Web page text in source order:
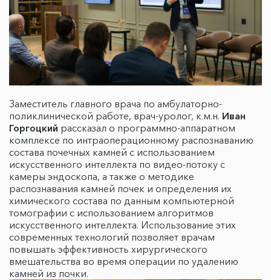
Заместитель главного врача по амбулаторно-
поликлинической работе, врач-уролог, к.м.н. Иван
Горгоцкий рассказал о программно-аппаратном
комплексе по интраоперационному распознаванию
состава почечных камней с использованием
искусственного интеллекта по видео-потоку с
камеры эндоскопа, а также о методике
распознавания камней почек и определения их
химического состава по данным компьютерной
томографии с использованием алгоритмов
искусственного интеллекта. Использование этих
современных технологий позволяет врачам
повышать эффективность хирургического
вмешательства во время операции по удалению
камней из почки.